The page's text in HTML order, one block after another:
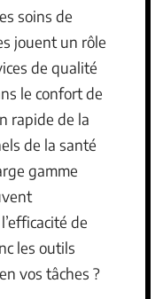
soins de
jouent un rôle
de qualité
le confort de
rapide de la
de la santé
gamme
de
les outils
vos tâches ?